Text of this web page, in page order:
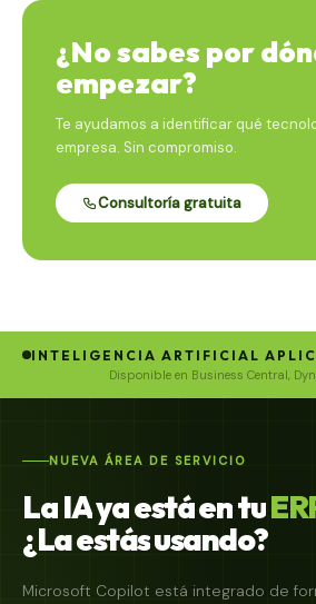
¿No sabes por
empezar?
Te ayudamos a identificar qué
empresa. Sin compromiso.
Consultoría gratuita
INTELIGENCIA ARTIFICIAL
Disponible en Business Central,
NUEVA ÁREA DE SERVICIO
LaIAyaestáentu
¿Laestásusando?
Microsoft Copilot está integrado de